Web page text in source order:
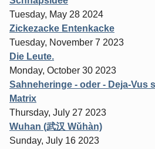
Tuesday, May 28 2024
Zickezacke Entenkacke
Tuesday, November 7 2023
Die Leute.
Monday, October 30 2023
Sahneheringe - oder - Deja-Vus
Matrix
Thursday, July 27 2023
Wuhan (武汉 Wǔhàn)
Sunday, July 16 2023